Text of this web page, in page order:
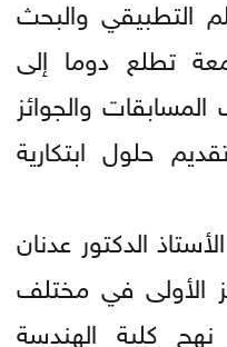
التطبيقي والبحث
تطلع دوما إلى
والجوائز
حلول ابتكارية
الدكتور عدنان
الأولى في مختلف
نهج كلية الهندسة